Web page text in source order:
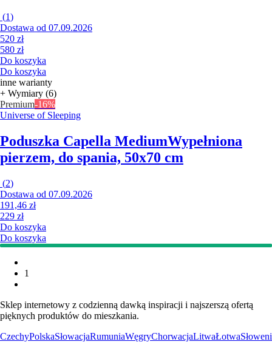
(1)
Dostawa od 07.09.2026
520 zł
580 zł
Do koszyka
Do koszyka
inne warianty
+ Wymiary (6)
Premium-16%
Universe of Sleeping
Poduszka Capella MediumWypełniona
pierzem, do spania, 50x70 cm
(2)
Dostawa od 07.09.2026
191,46 zł
229 zł
Do koszyka
Do koszyka
1
Sklep internetowy z codzienną dawką inspiracji i najszerszą ofertą
pięknych produktów do mieszkania.
CzechyPolskaSłowacjaRumuniaWęgryChorwacjaLitwaŁotwa